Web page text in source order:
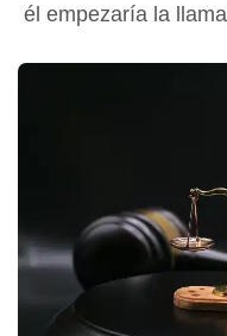
él empezaría la